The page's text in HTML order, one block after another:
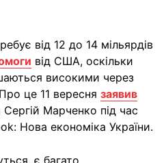
від 12 до 14 мільярдів
від США, оскільки
високими через
це 11 вересня заявив
Сергій Марченко під час
Нова економіка України.
є багато